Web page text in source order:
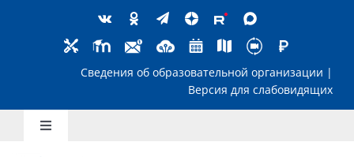
Сведения об образовательной
Toggle